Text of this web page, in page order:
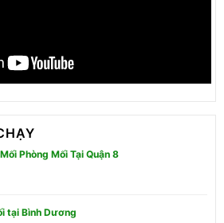
Phòng Mối Tại Quận 8
tại Bình Dương